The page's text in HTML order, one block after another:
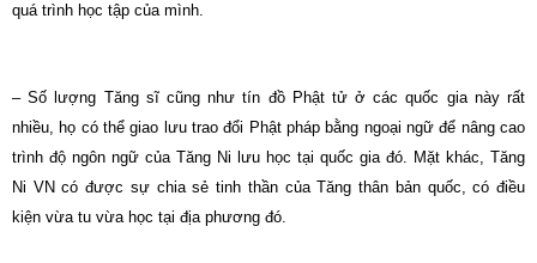
quá trình học tập của mình.
– Số lượng Tăng sĩ cũng như tín đồ Phật tử ở các quốc gia này rất
nhiều, họ có thể giao lưu trao đổi Phật pháp bằng ngoại ngữ để nâng cao
trình độ ngôn ngữ của Tăng Ni lưu học tại quốc gia đó. Mặt khác, Tăng
Ni VN có được sự chia sẻ tinh thần của Tăng thân bản quốc, có điều
kiện vừa tu vừa học tại địa phương đó.